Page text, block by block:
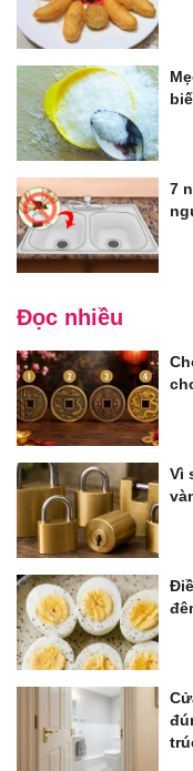
7
Đọc nhiều
Vì